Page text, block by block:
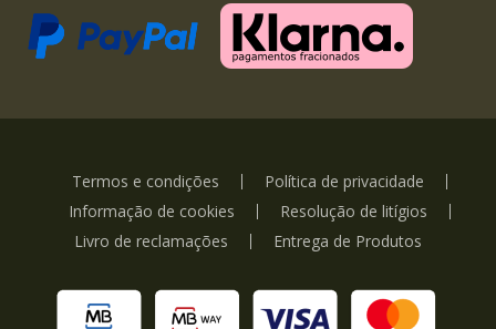
Termos e condições
Política de privacidade
Informação de cookies
Resolução de litígios
Livro de reclamações
Entrega de Produtos